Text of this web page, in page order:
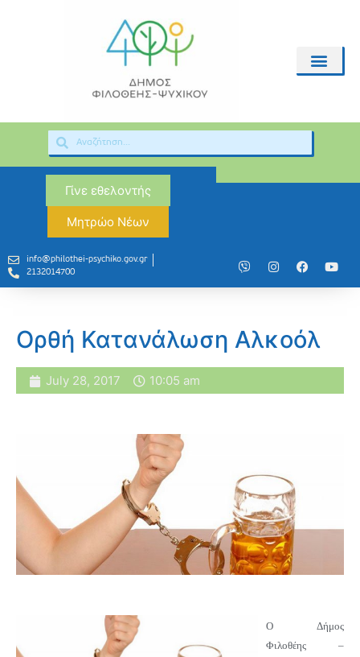
Γίνε εθελοντής
Μητρώο Νέων
info@philothei-psychiko.gov.gr
2132014700
Ορθή Κατανάλωση Αλκοόλ
July 28, 2017 10:05 am
Ο Δήμος
Φιλοθέης –